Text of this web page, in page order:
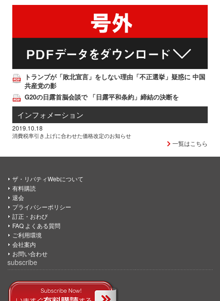
トランプが「敗北宣言」をしない理由「不正選挙」疑惑に 中国
共産党の影
G20の日露首脳会談で 「日露平和条約」締結の決断を
インフォメーション
2019.10.18
消費税率引き上げに合わせた価格改定のお知らせ
一覧はこちら
ザ・リバティWebについて
有料購読
退会
プライバシーポリシー
訂正・おわび
FAQ よくある質問
ご利用環境
会社案内
お問い合わせ
subscribe